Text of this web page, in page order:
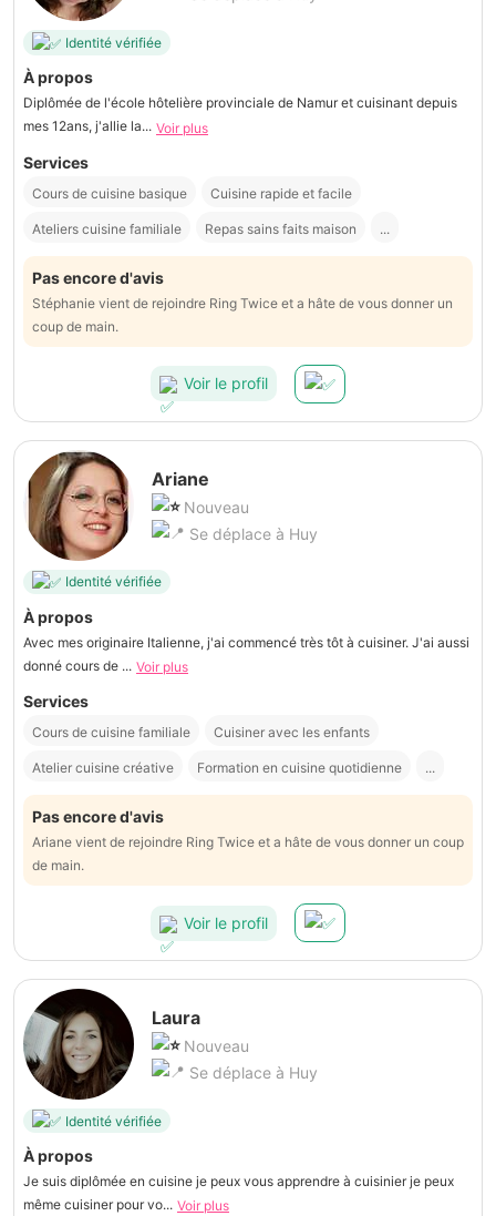
Identité vérifiée
À propos
Diplômée de l'école hôtelière provinciale de Namur et cuisinant depuis
mes 12ans, j'allie la... Voir plus
Services
Cours de cuisine basique Cuisine rapide et facile
Ateliers cuisine familiale Repas sains faits maison ...
Pas encore d'avis
Stéphanie vient de rejoindre Ring Twice et a hâte de vous donner un
coup de main.
Voir le profil
Ariane
Nouveau
Se déplace à Huy
Identité vérifiée
À propos
Avec mes originaire Italienne, j'ai commencé très tôt à cuisiner. J'ai aussi
donné cours de ... Voir plus
Services
Cours de cuisine familiale Cuisiner avec les enfants
Atelier cuisine créative Formation en cuisine quotidienne ...
Pas encore d'avis
Ariane vient de rejoindre Ring Twice et a hâte de vous donner un coup
de main.
Voir le profil
Laura
Nouveau
Se déplace à Huy
Identité vérifiée
À propos
Je suis diplômée en cuisine je peux vous apprendre à cuisinier je peux
même cuisiner pour vo... Voir plus